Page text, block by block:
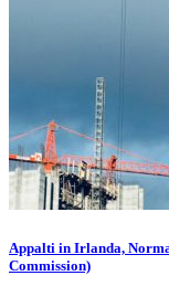
Appalti in Irlanda,
Commission)